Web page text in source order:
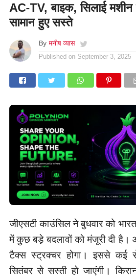
AC-TV, बाइक, सिलाई
सामान हुए सस्ते
By मनीष व्यास
Published on September 3, 2025
जीएसटी काउंसिल ने बुधवार को
में कुछ बड़े बदलावों को मंजूरी दी
टैक्स स्ट्रक्चर होगा। इससे कई
सितंबर से सस्ती हो जाएंगी।